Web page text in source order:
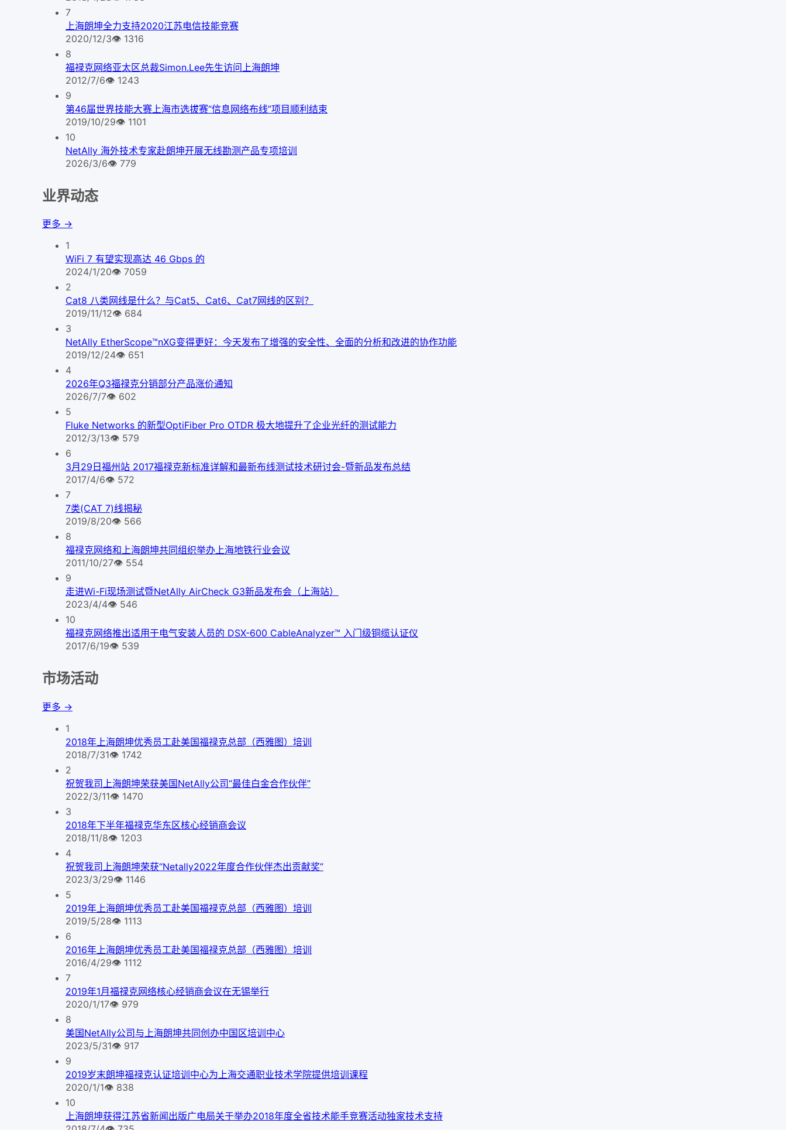
7
上海朗坤全力支持2020江苏电信技能竞赛
2020/12/3👁 1316
8
福禄克网络亚太区总裁Simon.Lee先生访问上海朗坤
2012/7/6👁 1243
9
第46届世界技能大赛上海市选拔赛“信息网络布线”项目顺利结束
2019/10/29👁 1101
10
NetAlly 海外技术专家赴朗坤开展无线勘测产品专项培训
2026/3/6👁 779
业界动态
更多 →
1
WiFi 7 有望实现高达 46 Gbps 的
2024/1/20👁 7059
2
Cat8 八类网线是什么？与Cat5、Cat6、Cat7网线的区别？
2019/11/12👁 684
3
NetAlly EtherScope™nXG变得更好：今天发布了增强的安全性、全面的分析和改进的协作功能
2019/12/24👁 651
4
2026年Q3福禄克分销部分产品涨价通知
2026/7/7👁 602
5
Fluke Networks 的新型OptiFiber Pro OTDR 极大地提升了企业光纤的测试能力
2012/3/13👁 579
6
3月29日福州站 2017福禄克新标准详解和最新布线测试技术研讨会-暨新品发布总结
2017/4/6👁 572
7
7类(CAT 7)线揭秘
2019/8/20👁 566
8
福禄克网络和上海朗坤共同组织举办上海地铁行业会议
2011/10/27👁 554
9
走进Wi-Fi现场测试暨NetAlly AirCheck G3新品发布会（上海站）
2023/4/4👁 546
10
福禄克网络推出适用于电气安装人员的 DSX-600 CableAnalyzer™ 入门级铜缆认证仪
2017/6/19👁 539
市场活动
更多 →
1
2018年上海朗坤优秀员工赴美国福禄克总部（西雅图）培训
2018/7/31👁 1742
2
祝贺我司上海朗坤荣获美国NetAlly公司“最佳白金合作伙伴”
2022/3/11👁 1470
3
2018年下半年福禄克华东区核心经销商会议
2018/11/8👁 1203
4
祝贺我司上海朗坤荣获“Netally2022年度合作伙伴杰出贡献奖”
2023/3/29👁 1146
5
2019年上海朗坤优秀员工赴美国福禄克总部（西雅图）培训
2019/5/28👁 1113
6
2016年上海朗坤优秀员工赴美国福禄克总部（西雅图）培训
2016/4/29👁 1112
7
2019年1月福禄克网络核心经销商会议在无锡举行
2020/1/17👁 979
8
美国NetAlly公司与上海朗坤共同创办中国区培训中心
2023/5/31👁 917
9
2019岁末朗坤福禄克认证培训中心为上海交通职业技术学院提供培训课程
2020/1/1👁 838
10
上海朗坤获得江苏省新闻出版广电局关于举办2018年度全省技术能手竞赛活动独家技术支持